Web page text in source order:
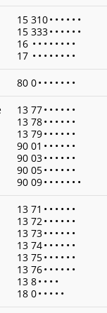
15 310• • • • • •
15 333• • • • • •
16 • • • • • • • •
17 • • • • • • • •
80 0• • • • • • •
13 77• • • • • •
13 78• • • • • •
13 79• • • • • •
90 01 • • • • • •
90 03• • • • • •
90 05• • • • • •
90 09• • • • • • •
13 71 • • • • • •
13 72• • • • • •
13 73• • • • • •
13 74• • • • • •
13 75• • • • • •
13 76• • • • • •
13 8• • • •
18 0• • • • •